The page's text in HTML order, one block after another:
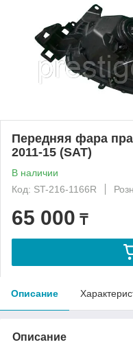
Передняя фара
2011-15 (SAT)
В наличии
Код: ST-216-1166R
65 000 ₸
Описание
Описание